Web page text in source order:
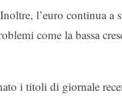
l’euro continua a
come la bassa
i titoli di giornale